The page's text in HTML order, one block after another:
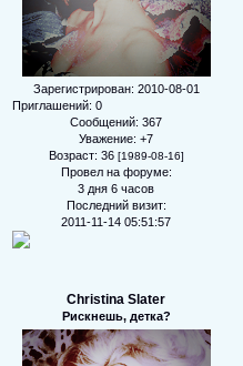
Зарегистрирован: 2010-08-01
Приглашений: 0
Сообщений: 367
Уважение: +7
Возраст: 36 [1989-08-16]
Провел на форуме:
3 дня 6 часов
Последний визит:
2011-11-14 05:51:57
Christina Slater
Рискнешь, детка?